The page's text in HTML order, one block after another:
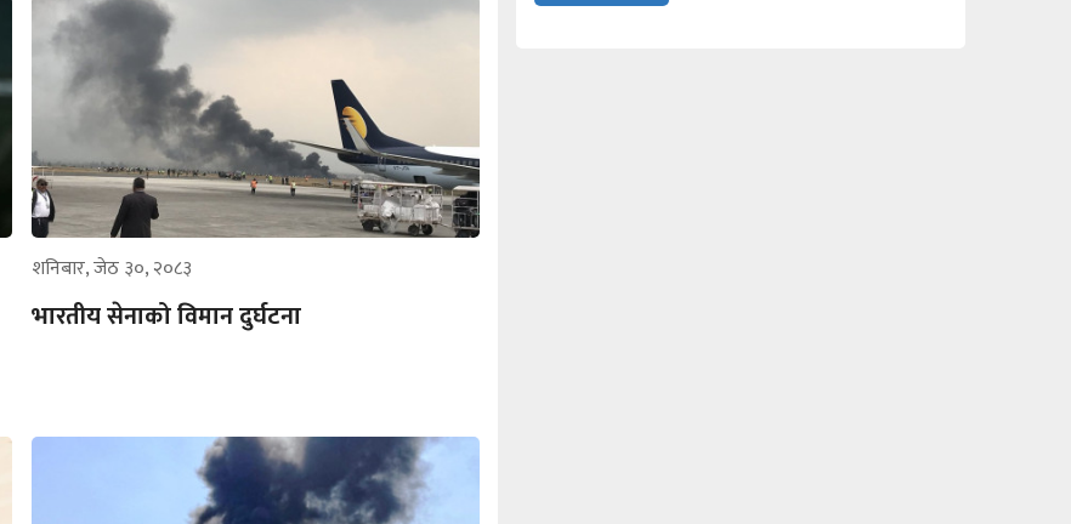
शनिबार, जेठ ३०, २०८३
भारतीय सेनाको विमान दुर्घटना